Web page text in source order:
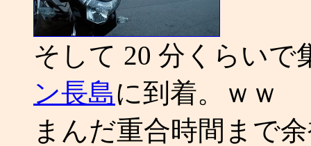
そして 20 分くらいで
ン長島に到着。ｗｗ
まんだ重合時間まで